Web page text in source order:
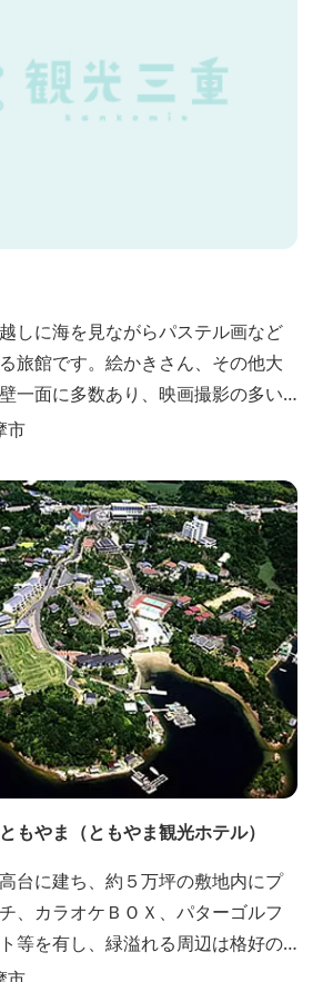
しに海を見ながらパステル画など
旅館です。絵かきさん、その他大
一面に多数あり、映画撮影の多い
広間に絵かきポイントの大地図が
市
もやま（ともやま観光ホテル）
台に建ち、約５万坪の敷地内にプ
、カラオケＢＯＸ、パターゴルフ
等を有し、緑溢れる周辺は格好の
スです。お料理は新鮮な海の幸を